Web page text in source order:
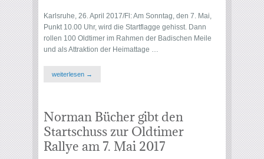
Karlsruhe, 26. April 2017/Fl: Am Sonntag, den 7. Mai,
Punkt 10.00 Uhr, wird die Startflagge gehisst. Dann
rollen 100 Oldtimer im Rahmen der Badischen Meile
und als Attraktion der Heimattage …
weiterlesen →
Norman Bücher gibt den
Startschuss zur Oldtimer
Rallye am 7. Mai 2017